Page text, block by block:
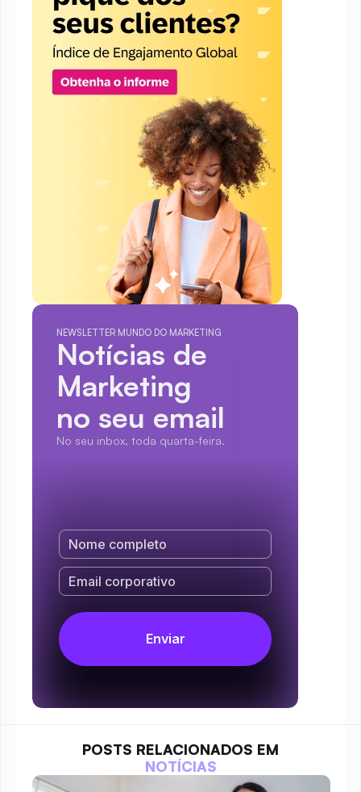
NEWSLETTER MUNDO DO MARKETING
Notícias de
Marketing
no seu email
No seu inbox, toda quarta-feira.
POSTS RELACIONADOS EM
NOTÍCIAS